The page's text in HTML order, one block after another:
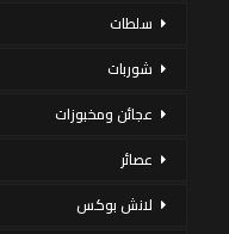
سلطات
شوربات
عجائن ومخبوزات
عصائر
لانش بوكس